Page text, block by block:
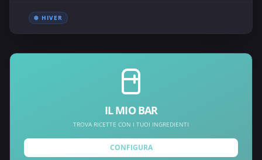
❄️ HIVER
IL MIO BAR
TROVA RICETTE CON I TUOI INGREDIENTI
CONFIGURA